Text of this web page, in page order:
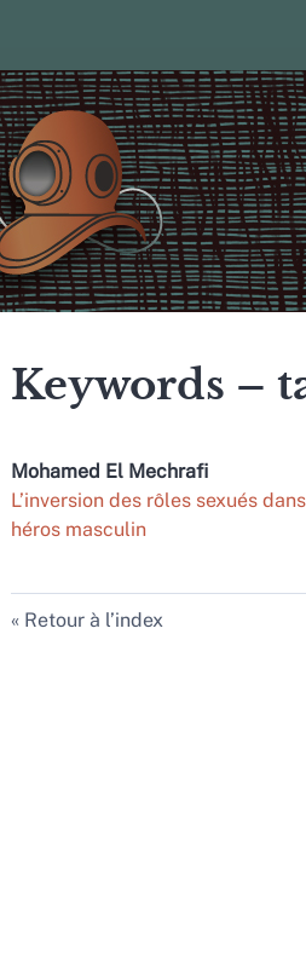
Keywords –
Mohamed El Mechrafi
L’inversion des rôles sexués
héros masculin
Retour à l’index